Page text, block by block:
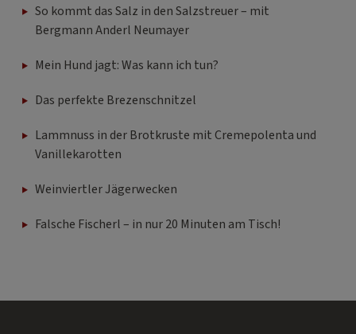
So kommt das Salz in den Salzstreuer – mit
Bergmann Anderl Neumayer
Mein Hund jagt: Was kann ich tun?
Das perfekte Brezenschnitzel
Lammnuss in der Brotkruste mit Cremepolenta und
Vanillekarotten
Weinviertler Jägerwecken
Falsche Fischerl – in nur 20 Minuten am Tisch!